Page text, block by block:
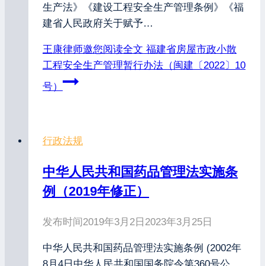
生产法》《建设工程安全生产管理条例》《福
建省人民政府关于赋予…
王康律师邀您阅读全文 福建省房屋市政小散
工程安全生产管理暂行办法（闽建〔2022〕10
号）
行政法规
中华人民共和国药品管理法实施条
例（2019年修正）
发布时间2019年3月2日 2023年3月25日
中华人民共和国药品管理法实施条例 (2002年